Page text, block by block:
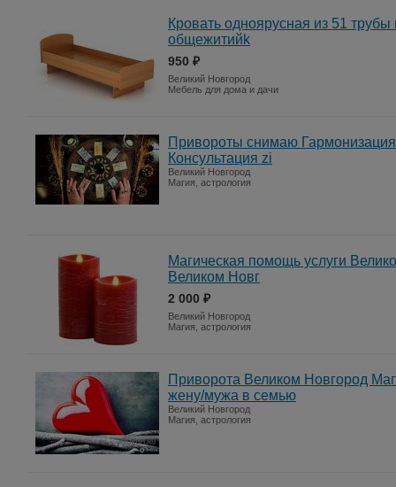
Кровать одноярусная из 51
общежитийk
950 ₽
Великий Новгород
Мебель для дома и дачи
Привороты снимаю
Консультация zi
Великий Новгород
Магия, астрология
Магическая помощь услуги
Великом Новг
2 000 ₽
Великий Новгород
Магия, астрология
Приворота Великом Новгород
жену/мужа в семью
Великий Новгород
Магия, астрология